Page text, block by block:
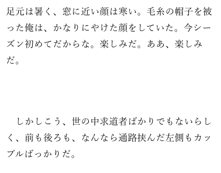
テラス BEFORE AFTER
足元は暑く、窓に近い顔は寒い。毛糸の帽子を被
った俺は、かなりにやけた顔をしていた。今シー
ズン初めてだからな。楽しみだ。ああ、楽しみ
だ。
しかしこう、世の中求道者ばかりでもないらし
く、前も後ろも、なんなら通路挟んだ左側もカッ
プルばっかりだ。